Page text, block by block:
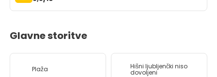
Glavne storitve
Plaža Hišni ljubljenčki niso
dovoljeni